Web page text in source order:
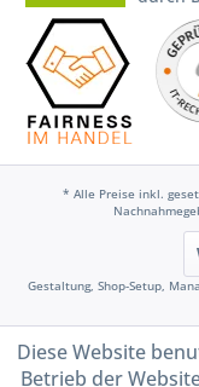
* Alle Preise inkl.
Gestaltung, Shop-Setup,
Diese Website
Betrieb der